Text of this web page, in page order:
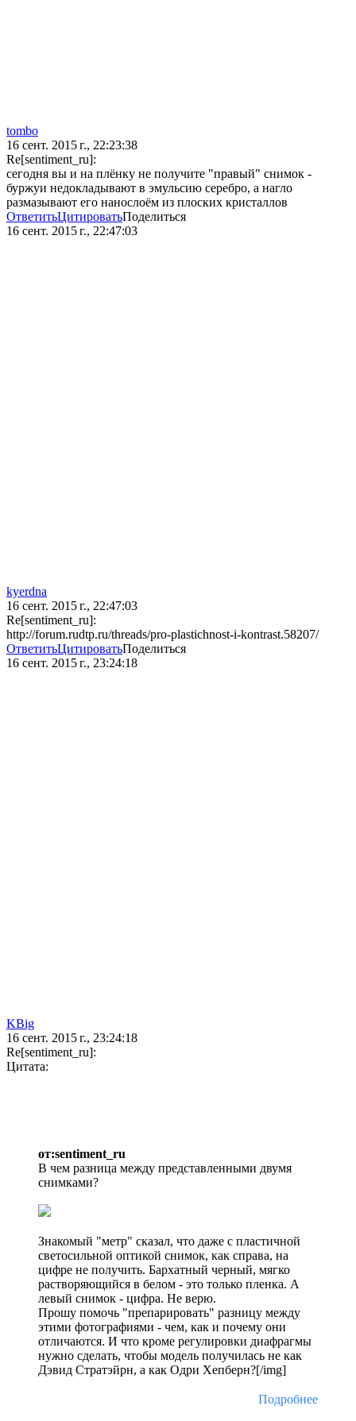
tombo
16 сент. 2015 г., 22:23:38
Re[sentiment_ru]:
сегодня вы и на плёнку не получите "правый" снимок -
буржуи недокладывают в эмульсию серебро, а нагло
размазывают его нанослоём из плоских кристаллов
ОтветитьЦитироватьПоделиться
16 сент. 2015 г., 22:47:03
kyerdna
16 сент. 2015 г., 22:47:03
Re[sentiment_ru]:
http://forum.rudtp.ru/threads/pro-plastichnost-i-kontrast.58207/
ОтветитьЦитироватьПоделиться
16 сент. 2015 г., 23:24:18
KBig
16 сент. 2015 г., 23:24:18
Re[sentiment_ru]:
Цитата:
от:sentiment_ru
В чем разница между представленными двумя
снимками?
Знакомый "метр" сказал, что даже с пластичной
светосильной оптикой снимок, как справа, на
цифре не получить. Бархатный черный, мягко
растворяющийся в белом - это только пленка. А
левый снимок - цифра. Не верю.
Прошу помочь "препарировать" разницу между
этими фотографиями - чем, как и почему они
отличаются. И что кроме регулировки диафрагмы
нужно сделать, чтобы модель получилась не как
Дэвид Стратэйрн, а как Одри Хепберн?[/img]
Подробнее